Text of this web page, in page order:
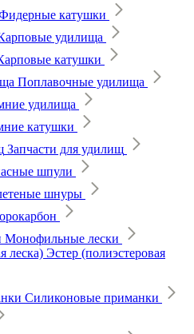
катушки
удилища
катушки
Поплавочные удилища
удилища
катушки
Запчасти для удилищ
шпули
шнуры
Монофильные лески
Эстер (полиэстеровая
Силиконовые приманки